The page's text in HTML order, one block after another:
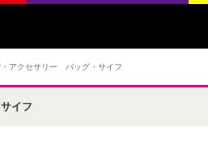
・アクセサリー バッグ・サイフ
イフ